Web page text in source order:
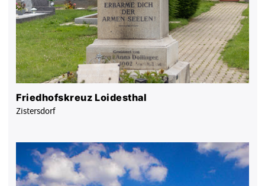
Friedhofskreuz Loidesthal
Zistersdorf